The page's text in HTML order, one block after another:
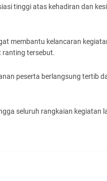
tinggi atas kehadiran dan
membantu kelancaran
ranting tersebut.
peserta berlangsung tertib
seluruh rangkaian kegiatan